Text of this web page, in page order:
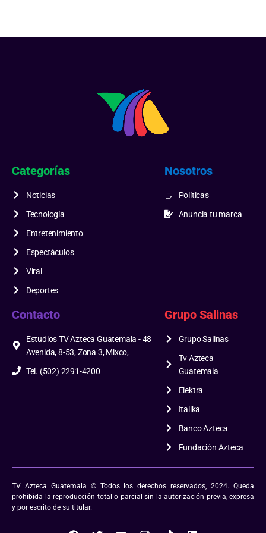
Categorías
Noticias
Tecnología
Entretenimiento
Espectáculos
Viral
Deportes
Nosotros
Políticas
Anuncia tu marca
Contacto
Estudios TV Azteca Guatemala - 48
Avenida, 8-53, Zona 3, Mixco,
Tel. (502) 2291-4200
Grupo Salinas
Grupo Salinas
Tv Azteca
Guatemala
Elektra
Italika
Banco Azteca
Fundación Azteca
TV Azteca Guatemala © Todos los derechos reservados, 2024. Queda
prohibida la reproducción total o parcial sin la autorización previa, expresa
y por escrito de su titular.